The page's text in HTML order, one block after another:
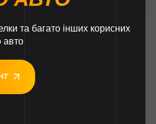
та багато інших корисних
авто